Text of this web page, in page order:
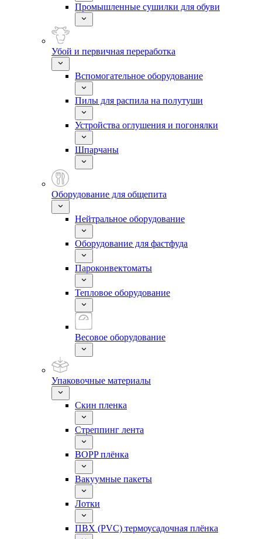
Промышленные сушилки для обуви
Убой и первичная переработка
Вспомогательное оборудование
Пилы для распила на полутуши
Устройства оглушения и погонялки
Шпарчаны
Оборудование для общепита
Нейтральное оборудование
Оборудование для фастфуда
Пароконвектоматы
Тепловое оборудование
Весовое оборудование
Упаковочные материалы
Скин пленка
Стреппинг лента
BOPP плёнка
Вакуумные пакеты
Лотки
ПВХ (PVC) термоусадочная плёнка